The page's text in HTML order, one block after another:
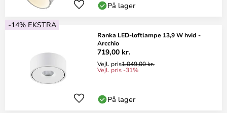
På lager
-14% EKSTRA
Ranka LED-loftlampe 13,9 W hvid -
Arcchio
719,00 kr.
Vejl. pris1.049,00 kr.
Vejl. pris -31%
På lager